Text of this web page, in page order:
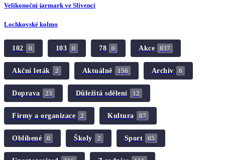
Velikonoční jarmark ve Slivenci
Lochkovské kolmo
102 0 103 0 78 0 Akce 837
Akční leták 2 Aktuálně 156 Archiv 6
Doprava 23 Důležitá sdělení 12
Firmy a organizace 2 Kultura 87
Oblíbené 6 Školy 2 Sport 65